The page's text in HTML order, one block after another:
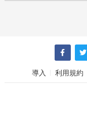
導入 利用規約